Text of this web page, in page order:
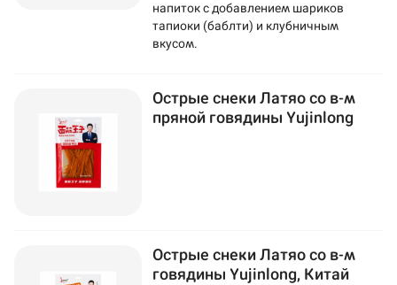
напиток с добавлением шариков
тапиоки (баблти) и клубничным
вкусом.
Острые снеки Латяо со в-м
пряной говядины Yujinlong
Острые снеки Латяо со в-м
говядины Yujinlong, Китай